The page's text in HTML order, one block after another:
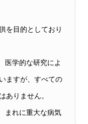
を目的としており
医学的な研究によ
ますが、すべての
ありません。
まれに重大な病気